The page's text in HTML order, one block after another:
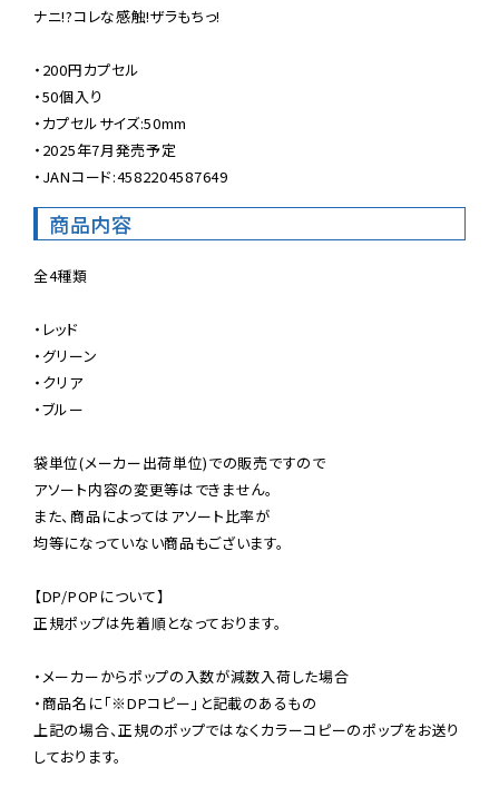
ナニ!?コレな感触!ザラもちっ!
・200円カプセル
・50個入り
・カプセルサイズ:50mm
・2025年7月発売予定
・JANコード:4582204587649
商品内容
全4種類
・レッド
・グリーン
・クリア
・ブルー
袋単位(メーカー出荷単位)での販売ですので
アソート内容の変更等はできません。
また、商品によってはアソート比率が
均等になっていない商品もございます。
【DP/POPについて】
正規ポップは先着順となっております。
・メーカーからポップの入数が減数入荷した場合
・商品名に「※DPコピー」と記載のあるもの
上記の場合、正規のポップではなくカラーコピーのポップをお送り
しております。